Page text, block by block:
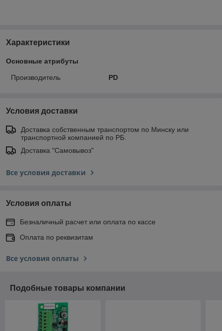
Характеристики
Основные атрибуты
Производитель PD
Условия доставки
Доставка собственным транспортом по Минску или
транспортной компанией по РБ.
Доставка "Самовывоз"
Все условия доставки
Условия оплаты
Безналичный расчет или оплата по кассе
Оплата по реквизитам
Все условия оплаты
Подобные товары компании